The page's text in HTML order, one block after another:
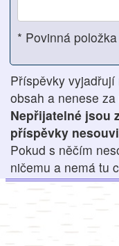
* Povinná položka
Příspěvky
obsah a nenese
Nepřijatelné jsou
příspěvky
Pokud s něčím
ničemu a nemá tu